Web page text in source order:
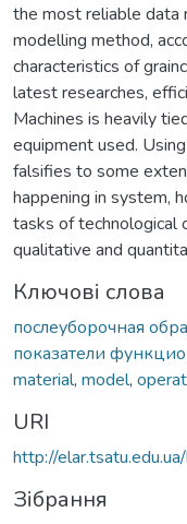
the most reliable data
modelling method,
characteristics of
latest researches,
Machines is heavily
equipment used.
falsifies to some
happening in system,
tasks of technological
qualitative and
Ключові слова
послеуборочная
показатели
material, model,
URI
http://
Зібрання